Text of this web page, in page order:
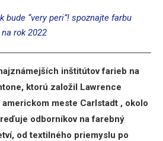
bude “very peri”! spoznajte farbu
rok 2022
inštitútov farieb na
ktorú založil Lawrence
meste Carlstadt , okolo
odborníkov na farebný
od textilného priemyslu po